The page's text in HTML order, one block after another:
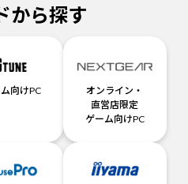
から探す
向けPC
オンライン・
直営店限定
ゲーム向けPC